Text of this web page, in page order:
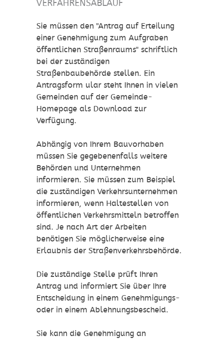
VERFAHRENSABLAUF
Sie müssen den "Antrag auf Erteilung
einer Genehmigung zum Aufgraben
öffentlichen Straßenraums" schriftlich
bei der zuständigen
Straßenbaubehörde stellen. Ein
Antragsform ular steht Ihnen in vielen
Gemeinden auf der Gemeinde-
Homepage als Download zur
Verfügung.
Abhängig von Ihrem Bauvorhaben
müssen Sie gegebenenfalls weitere
Behörden und Unternehmen
informieren. Sie müssen zum Beispiel
die zuständigen Verkehrsunternehmen
informieren, wenn Haltestellen von
öffentlichen Verkehrsmitteln betroffen
sind. Je nach Art der Arbeiten
benötigen Sie möglicherweise eine
Erlaubnis der Straßenverkehrsbehörde.
Die zuständige Stelle prüft Ihren
Antrag und informiert Sie über Ihre
Entscheidung in einem Genehmigungs-
oder in einem Ablehnungsbescheid.
Sie kann die Genehmigung an